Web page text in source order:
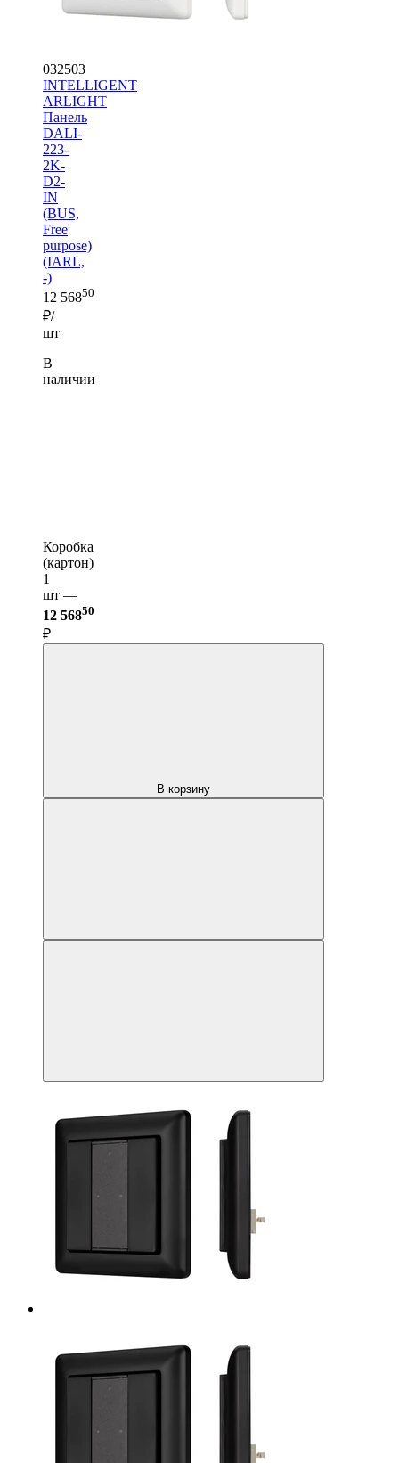
032503
INTELLIGENT
ARLIGHT
Панель
DALI-
223-
2K-
D2-
IN
(BUS,
Free
purpose)
(IARL,
-)
12 56850
₽/
шт
В
наличии
Коробка
(картон)
1
шт —
12 56850
₽
В корзину